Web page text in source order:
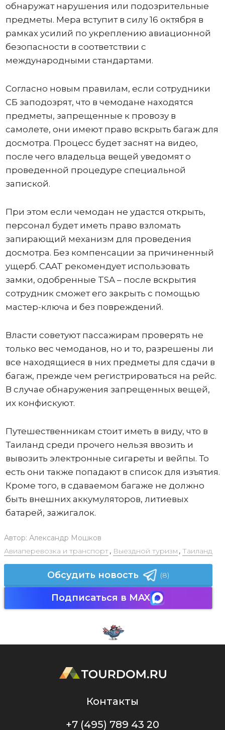
обнаружат нарушения или подозрительные
предметы. Мера вступит в силу 16 октября в
рамках усилий по укреплению авиационной
безопасности в соответствии с
международными стандартами.
Согласно новым правилам, если сотрудники
СБ заподозрят, что в чемодане ​​находятся
предметы, запрещенные к провозу в
самолете, они имеют право вскрыть багаж для
досмотра. Процесс будет заснят на видео,
после чего владельца вещей уведомят о
проведенной процедуре специальной
запиской.
При этом если чемодан не удастся открыть,
персонал будет иметь право взломать
запирающий механизм для проведения
досмотра. Без компенсации за причиненный
ущерб. CAAT рекомендует использовать
замки, одобренные TSA – после вскрытия
сотрудник сможет его закрыть с помощью
мастер-ключа и без повреждений.
Власти советуют пассажирам проверять не
только вес чемоданов, но и то, разрешены ли
все находящиеся в них предметы для сдачи в
багаж, прежде чем регистрироваться на рейс.
В случае обнаружения запрещенных вещей,
их конфискуют.
Путешественникам стоит иметь в виду, что в
Таиланд среди прочего нельзя ввозить и
вывозить электронные сигареты и вейпы. То
есть они также попадают в список для изъятия.
Кроме того, в сдаваемом багаже не должно
быть внешних аккумуляторов, литиевых
батарей, зажигалок.
Автор: Александр Мошков
Авиаперевозка и транспорт, Выездной туризм , Таиланд
Обсудить новость (8)
Подписаться в MAX
Контакты
+7 (495) 789 43 20